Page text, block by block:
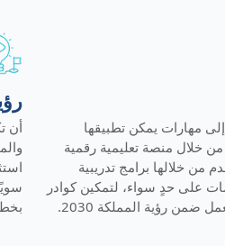
إلى مهارات يمكن تطبيقها
خلال منصة تعليمية رقمية
من خلالها برامج تدريبية
على حدٍ سواء، لتمكين كوادر
رؤية المملكة 2030.
أن